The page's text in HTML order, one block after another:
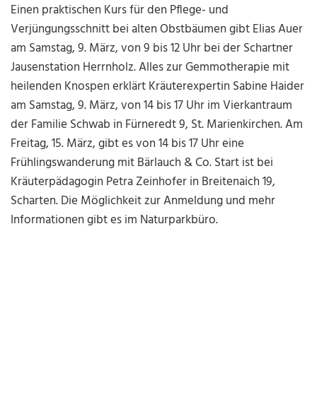
Einen praktischen Kurs für den Pflege- und
Verjüngungsschnitt bei alten Obstbäumen gibt Elias Auer
am Samstag, 9. März, von 9 bis 12 Uhr bei der Schartner
Jausenstation Herrnholz. Alles zur Gemmotherapie mit
heilenden Knospen erklärt Kräuterexpertin Sabine Haider
am Samstag, 9. März, von 14 bis 17 Uhr im Vierkantraum
der Familie Schwab in Fürneredt 9, St. Marienkirchen. Am
Freitag, 15. März, gibt es von 14 bis 17 Uhr eine
Frühlingswanderung mit Bärlauch & Co. Start ist bei
Kräuterpädagogin Petra Zeinhofer in Breitenaich 19,
Scharten. Die Möglichkeit zur Anmeldung und mehr
Informationen gibt es im Naturparkbüro.